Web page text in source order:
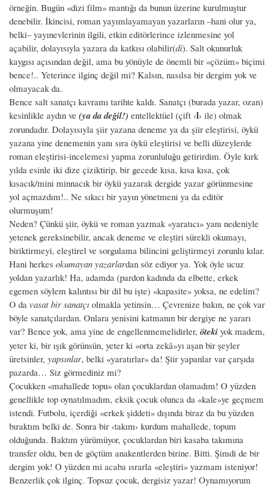
örneğin. Bugün «dizi film» mantığı da bunun üzerine kurulmuştur
denebilir. İkincisi, roman yayımlayamayan yazarların –hani olur ya,
belki– yayınevlerinin ilgili, etkin editörlerince izlenmesine yol
açabilir, dolayısıyla yazara da katkısı olabilir(di). Salt okunurluk
kaygısı açısından değil, ama bu yönüyle de önemli bir «çözüm» biçimi
bence!.. Yeterince ilginç değil mi? Kalsın, nasılsa bir dergim yok ve
olmayacak da.
Bence salt sanatçı kavramı tarihte kaldı. Sanatçı (burada yazar, ozan)
kesinlikle aydın ve (ya da değil!) entellektüel (çift ‹l› ile) olmak
zorundadır. Dolayısıyla şiir yazana deneme ya da şiir eleştirisi, öykü
yazana yine denemenin yanı sıra öykü eleştirisi ve belli düzeylerde
roman eleştirisi-incelemesi yapma zorunluluğu getirirdim. Öyle kırk
yılda esinle iki dize çiziktirip, bir gecede kısa, kısa kısa, çok
kısacık/mini minnacık bir öykü yazarak dergide yazar görünmesine
yol açmazdım!.. Ne sıkıcı bir yayın yönetmeni ya da editör
olurmuşum!
Neden? Çünkü şiir, öykü ve roman yazmak «yaratıcı» yanı nedeniyle
yetenek gereksinebilir, ancak deneme ve eleştiri sürekli okumayı,
biriktirmeyi, eleştirel ve sorgulama bilincini geliştirmeyi zorunlu kılar.
Hani herkes okumayan yazarlardan söz ediyor ya. Yok öyle ucuz
yoldan yazarlık! Ha, adamda (pardon kadında da elbette, erkek
egemen söylem kalıntısı bir dil bu işte) «kapasite» yoksa, ne edelim?
O da vasat bir sanatçı olmakla yetinsin… Çevrenize bakın, ne çok var
böyle sanatçılardan. Onlara yenisini katmanın bir dergiye ne yararı
var? Bence yok, ama yine de engellenmemelidirler, öteki yok madem,
yeter ki, bir ışık görünsün, yeter ki «orta zekâ»yı aşan bir şeyler
üretsinler, yapsınlar, belki «yaratırlar» da! Şiir yapanlar var çarşıda
pazarda… Siz görmediniz mi?
Çocukken «mahallede topu» olan çocuklardan olamadım! O yüzden
genellikle top oynatılmadım, eksik çocuk olunca da «kale»ye geçmem
istendi. Futbolu, içerdiği «erkek şiddeti» dışında biraz da bu yüzden
bıraktım belki de. Sonra bir ‹takım› kurdum mahallede, topum
olduğunda. Baktım yürümüyor, çocuklardan biri kasaba takımına
transfer oldu, ben de göçtüm anakentlerden birine. Bitti. Şimdi de bir
dergim yok! O yüzden mi acaba ısrarla «eleştiri» yazmam isteniyor!
Benzerlik çok ilginç. Topsuz çocuk, dergisiz yazar! Oynamıyorum